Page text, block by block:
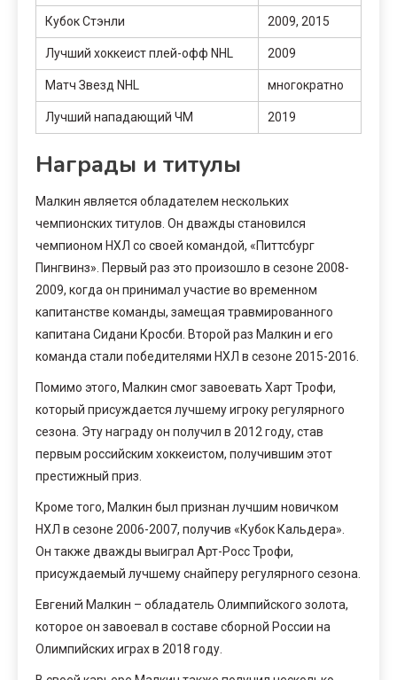
Кубок Стэнли 2009, 2015
Лучший хоккеист плей-офф NHL 2009
Матч Звезд NHL многократно
Лучший нападающий ЧМ 2019
Награды и титулы
Малкин является обладателем нескольких
чемпионских титулов. Он дважды становился
чемпионом НХЛ со своей командой, «Питтсбург
Пингвинз». Первый раз это произошло в сезоне 2008-
2009, когда он принимал участие во временном
капитанстве команды, замещая травмированного
капитана Сидани Кросби. Второй раз Малкин и его
команда стали победителями НХЛ в сезоне 2015-2016.
Помимо этого, Малкин смог завоевать Харт Трофи,
который присуждается лучшему игроку регулярного
сезона. Эту награду он получил в 2012 году, став
первым российским хоккеистом, получившим этот
престижный приз.
Кроме того, Малкин был признан лучшим новичком
НХЛ в сезоне 2006-2007, получив «Кубок Кальдера».
Он также дважды выиграл Арт-Росс Трофи,
присуждаемый лучшему снайперу регулярного сезона.
Евгений Малкин – обладатель Олимпийского золота,
которое он завоевал в составе сборной России на
Олимпийских играх в 2018 году.